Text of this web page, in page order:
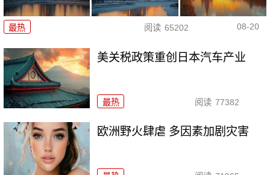
最热 阅读 65202 08-20
美关税政策重创日本汽车产业
最热 阅读 77382
欧洲野火肆虐 多因素加剧灾害